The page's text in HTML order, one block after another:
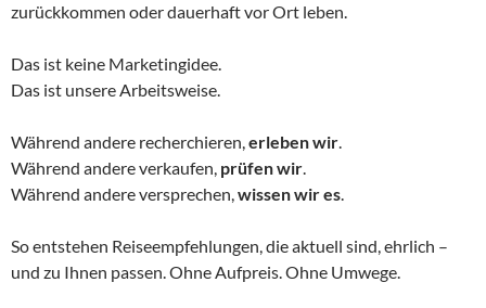
zurückkommen oder dauerhaft vor Ort leben.
Das ist keine Marketingidee.
Das ist unsere Arbeitsweise.
Während andere recherchieren,erleben wir.
Während andere verkaufen, prüfen wir.
Während andere versprechen,wissen wir es.
So entstehen Reiseempfehlungen, die aktuell sind, ehrlich –
und zu Ihnen passen. Ohne Aufpreis. Ohne Umwege.